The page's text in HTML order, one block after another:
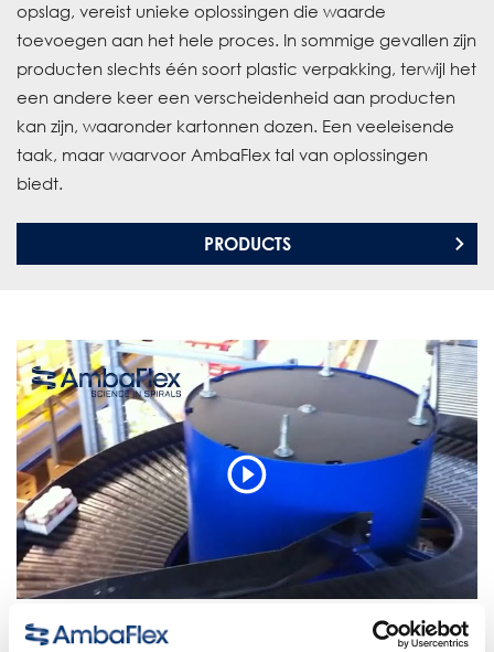
opslag, vereist unieke oplossingen die waarde
toevoegen aan het hele proces. In sommige gevallen zijn
producten slechts één soort plastic verpakking, terwijl het
een andere keer een verscheidenheid aan producten
kan zijn, waaronder kartonnen dozen. Een veeleisende
taak, maar waarvoor AmbaFlex tal van oplossingen
biedt.
PRODUCTS